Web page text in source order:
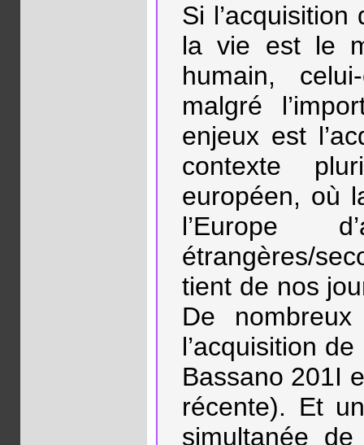
Si
la vie est le
humain,
malgré
enjeux est
contexte
européen, où
l’Europe
étrangères/
tient de nos
De
l’acquisition
Bassano 201I
récente). Et
simultanée